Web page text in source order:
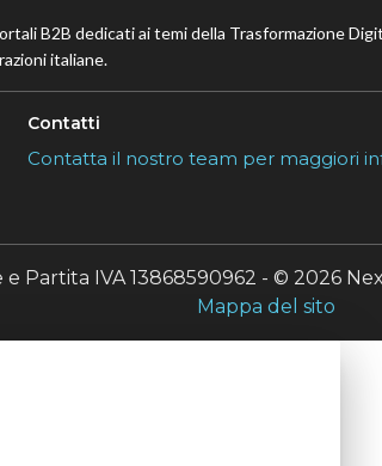
B2B dedicati ai temi della Trasformazione
italiane.
Contatti
Contatta il nostro team per maggiori
Partita IVA 13868590962 - © 2026
Mappa del sito